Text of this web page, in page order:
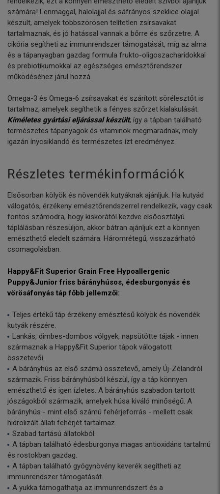
számára! Lenmaggal, halolajjal és sáfrányos szeklice olajjal
készült, amelyek többszörösen telítetlen zsírsavakat
tartalmaznak, és jó hatással vannak a bőrre és szőrzetre. A
cikória segítheti az immunrendszer támogatását, míg az alma
és a tápanyagban gazdag formula frukto-oligoszacharidokkal
és prebiotikumokkal az egészséges emésztőrendszer
működéséhez járul hozzá.
Omega-3 és Omega-6 zsírsavakat és szárított sörélesztőt is
tartalmaz, amelyek segíthetik a fényes szőrzet kialakulását.
Kíméletes gyártási eljárással készült, így a tápban található
természetes tápanyagok és vitaminok megmaradnak, mely
igazán ínycsiklandó és természetes ízt eredményez.
Részletes termékinformációk
Elsősorban kölyök és növendék kutyáknak ajánljuk. Ha kutyád
válogatós, érzékeny emésztőrendszerrel rendelkezik, vagy csak
fontos számodra, hogy kiskorától kezdve elsőosztályú
táplálásban részesüljön, akkor bátran ajánljuk ezt a könnyen
emészthető eledelt számára. Háromrétegű, visszazárható
csomagolásban.
Happy&Fit Superior Grain Free Hypoallergenic
Puppy&Junior friss bárányhúsos, édesburgonyás és
vörösáfonyás táp főbb jellemzői:
Teljes értékű táp érzékeny emésztésű kölyök és növendék
kutyák részére.
Lankás, dimbes-dombos völgyek, napsütötte tájak - innen
származnak a Happy&Fit Superior tápok válogatott
összetevői.
A bárányhús az első számú összetevő, amely Új-Zélandról
származik. Friss bárányhúsból készül, így a táp könnyen
emészthető és igen ízletes. A bárányhús szabadon tartott
jószágokból származik, amelyek húsa kiváló minőségű. A
bárányhús - mint első számú fehérjeforrás - mellett csak
hidrolizált állati fehérjét tartalmaz.
Szabad tartású állatokból.
A tápban található édesburgonya magas antioxidáns tartalmú
és rostokban gazdag.
A tápban található gyógynövény keverék segítheti az
immunrendszer támogatását.
A yukka támogathatja az immunrendszert és a